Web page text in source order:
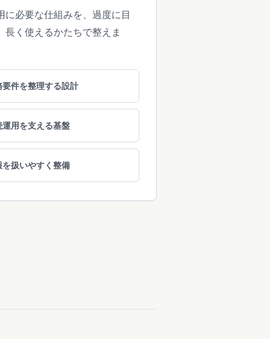
に必要な仕組みを、過度に目
長く使えるかたちで整えま
要件を整理する設計
運用を支える基盤
を扱いやすく整備